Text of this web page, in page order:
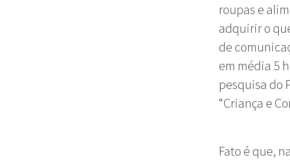
roupas e
adquirir o
de
em média 5
pesquisa do
“Criança e
Fato é que,